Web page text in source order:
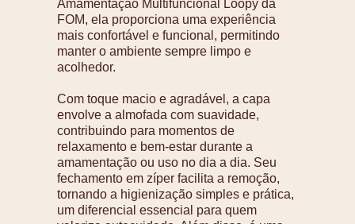
Amamentação Multifuncional Loopy da
FOM, ela proporciona uma experiência
mais confortável e funcional, permitindo
manter o ambiente sempre limpo e
acolhedor.
Com toque macio e agradável, a capa
envolve a almofada com suavidade,
contribuindo para momentos de
relaxamento e bem-estar durante a
amamentação ou uso no dia a dia. Seu
fechamento em zíper facilita a remoção,
tornando a higienização simples e prática,
um diferencial essencial para quem